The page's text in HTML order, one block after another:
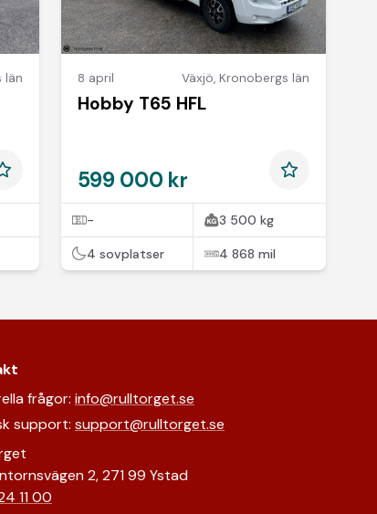
län 8 april Växjö, Kronobergs län
Hobby T65 HFL
599 000 kr
- 3 500 kg
4 sovplatser 4 868 mil
frågor: info@rulltorget.se
support: support@rulltorget.se
2, 271 99 Ystad
11 00